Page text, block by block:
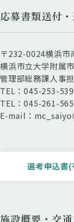
応募書類送付
〒232-0024横浜市
横浜市立大学附属
管理部総務課人事
TEL：045-253-
TEL：045-261-
E-mail：
選考申込書
施設概要・交